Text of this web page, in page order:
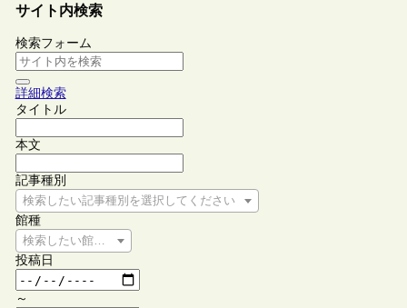
サイト内検索
検索フォーム
詳細検索
タイトル
本文
記事種別
検索したい記事種別を選択してください
館種
検索したい館種を選択してください
投稿日
～